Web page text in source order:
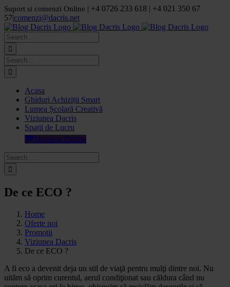
Skip
to
content
Suport si comenzi Online | +4 0726 233 618 | +4 021 350 67
57|comenzi@dacris.net
Facebook
LinkedIn
YouTube
Pinterest
Search
for:
Search
for:
Acasa
Ghiduri Achiziții Smart
Lumea Școlară Creativă
Viziunea Dacris
Spații de Lucru
Magazin Online
Search
for:
De ce ECO ?
Home
Oferte noi
Promotii
Viziunea Dacris
De ce ECO ?
A fi eco a devenit deja un stil de viaţă pentru mulţi dintre noi. Nu
uităm să oprim curentul, aerul condiţionat sau căldura când nu